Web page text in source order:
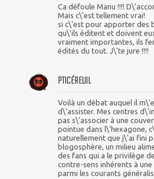
Ca défoule Manu !!!!
Mais c\'est tellement vrai!
si c\'est pour apporter des
qu\'ils éditent et doivent
vraiment importantes, ils
édités du tout. J\'te jure !!!!
PTICÉREUIL
Voilà un débat auquel il
d\'assister. Mes centres
pas s\'associer à une
pointue dans l\'hexagone,
naturellement que j\'ai fini
blogosphère, un milieu
des fans qui a le privilège
contre-sens inhérents à
parmi les courants